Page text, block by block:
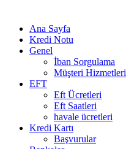
Ana Sayfa
Kredi Notu
Genel
İban Sorgulama
Müşteri Hizmetleri
EFT
Eft Ücretleri
Eft Saatleri
havale ücretleri
Kredi Kartı
Başvurular